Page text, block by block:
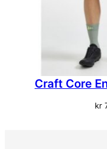
Craft Core
kr